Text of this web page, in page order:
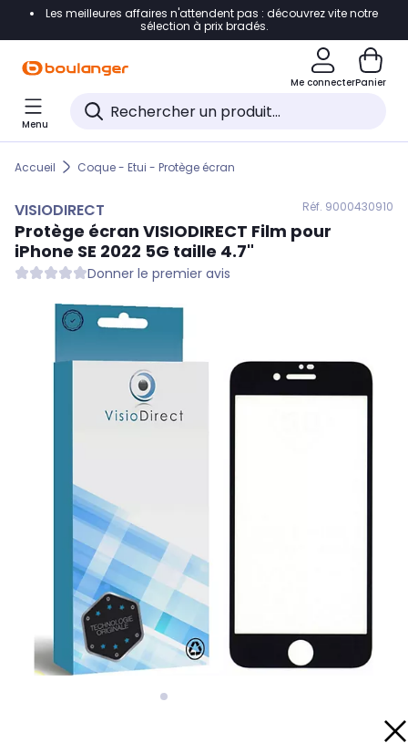
Accéder directement à la navigation
Accéder directement au pied de page
Accéder directement au chatbot
Les meilleures affaires n'attendent pas : découvrez vite notre
sélection à prix bradés.
Me connecterPanier
Menu
Accueil Coque - Etui - Protège écran
VISIODIRECT Réf. 9000430910
Protège écran VISIODIRECT Film pour
iPhone SE 2022 5G taille 4.7"
Donner le premier avis